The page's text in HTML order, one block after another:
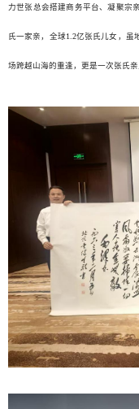
力世张总会搭建商务平台、凝聚宗
氏一家亲，全球1.2亿张氏儿女，
场跨越山海的重逢，更是一次张氏